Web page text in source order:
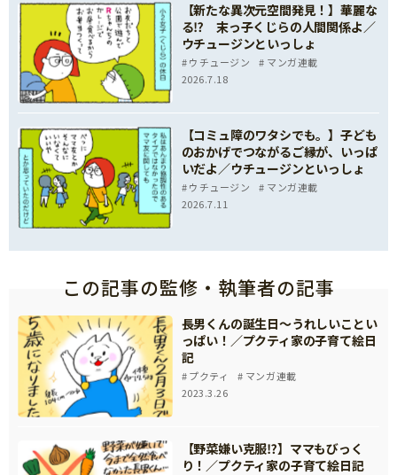
【新たな異次元空間発見！】華麗な
る⁉ 末っ子くじらの人間関係よ／
ウチュージンといっしょ
ウチュージン
マンガ連載
2026.7.18
【コミュ障のワタシでも。】子ども
のおかげでつながるご縁が、いっぱ
いだよ／ウチュージンといっしょ
ウチュージン
マンガ連載
2026.7.11
この記事の監修・執筆者の記事
長男くんの誕生日～うれしいことい
っぱい！／プクティ家の子育て絵日
記
プクティ
マンガ連載
2023.3.26
【野菜嫌い克服⁉】ママもびっく
り！／プクティ家の子育て絵日記